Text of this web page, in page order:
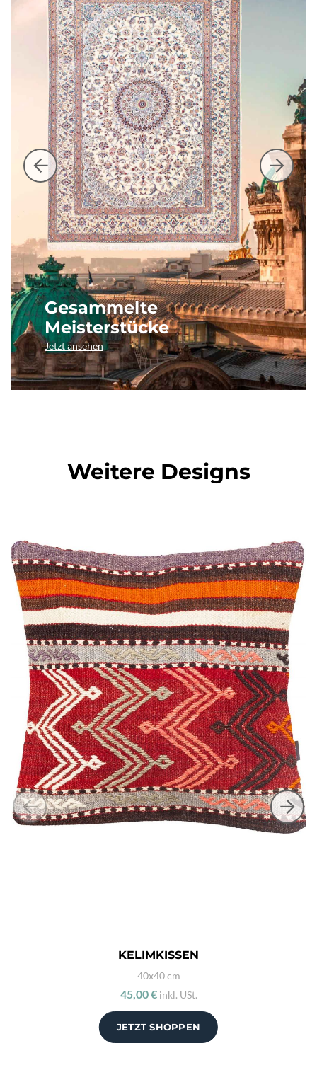
Gesammelte
Meisterstücke
Jetzt ansehen
Weitere Designs
JETZT SHOPPEN
KELIMKISSEN
40x40 cm
45,00 € inkl. USt.